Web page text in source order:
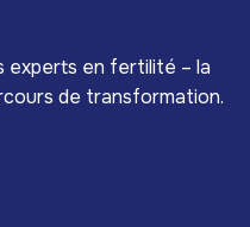
experts en fertilité – la
de transformation.